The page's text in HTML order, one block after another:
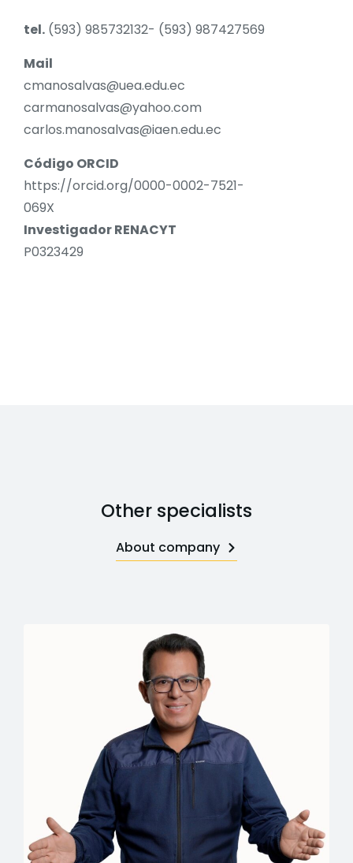
tel. (593) 985732132- (593) 987427569
Mail
cmanosalvas@uea.edu.ec
carmanosalvas@yahoo.com
carlos.manosalvas@iaen.edu.ec
Código ORCID
https://orcid.org/0000-0002-7521-
069X
Investigador RENACYT
P0323429
Other specialists
About company